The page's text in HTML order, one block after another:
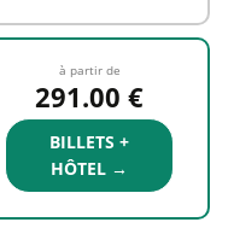
à partir de
291.00 €
BILLETS +
HÔTEL →